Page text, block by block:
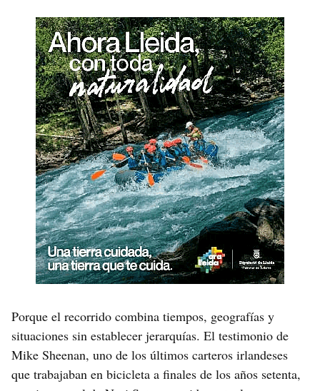
Porque el recorrido combina tiempos, geografías y
situaciones sin establecer jerarquías. El testimonio de
Mike Sheenan, uno de los últimos carteros irlandeses
que trabajaban en bicicleta a finales de los años setenta,